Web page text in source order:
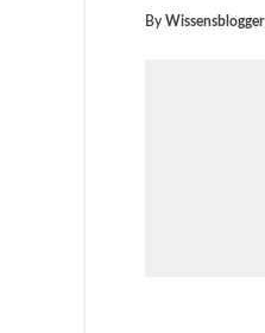
By Wissensblogger